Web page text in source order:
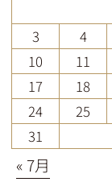
3
4
10
11
17
18
24
25
31
« 7月